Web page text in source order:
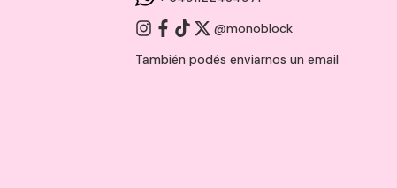
@monoblock
También podés enviarnos un email